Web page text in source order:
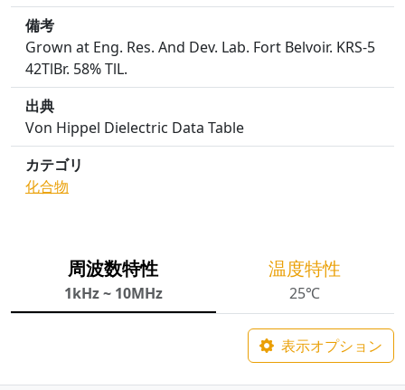
備考
Grown at Eng. Res. And Dev. Lab. Fort Belvoir. KRS-5
42TlBr. 58% TlL.
出典
Von Hippel Dielectric Data Table
カテゴリ
化合物
周波数特性
1kHz ~ 10MHz
温度特性
25℃
表示オプション